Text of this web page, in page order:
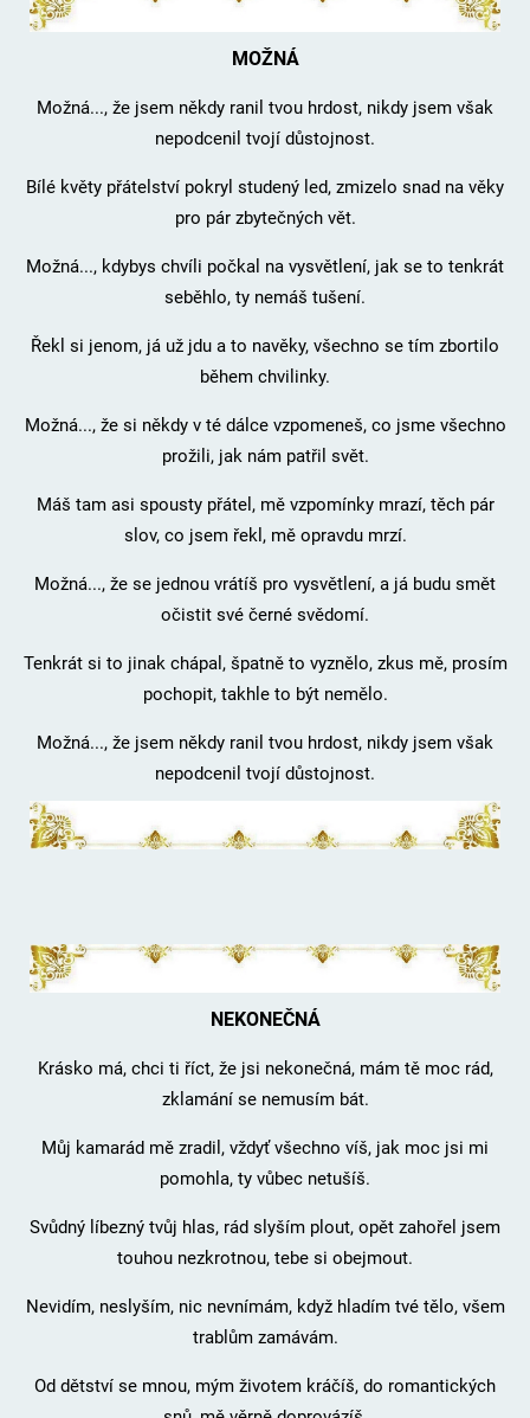
MOŽNÁ
Možná..., že jsem někdy ranil tvou hrdost, nikdy jsem však
nepodcenil tvojí důstojnost.
Bílé květy přátelství pokryl studený led, zmizelo snad na věky
pro pár zbytečných vět.
Možná..., kdybys chvíli počkal na vysvětlení, jak se to tenkrát
seběhlo, ty nemáš tušení.
Řekl si jenom, já už jdu a to navěky, všechno se tím zbortilo
během chvilinky.
Možná..., že si někdy v té dálce vzpomeneš, co jsme všechno
prožili, jak nám patřil svět.
Máš tam asi spousty přátel, mě vzpomínky mrazí, těch pár
slov, co jsem řekl, mě opravdu mrzí.
Možná..., že se jednou vrátíš pro vysvětlení, a já budu smět
očistit své černé svědomí.
Tenkrát si to jinak chápal, špatně to vyznělo, zkus mě, prosím
pochopit, takhle to být nemělo.
Možná..., že jsem někdy ranil tvou hrdost, nikdy jsem však
nepodcenil tvojí důstojnost.
NEKONEČNÁ
Krásko má, chci ti říct, že jsi nekonečná, mám tě moc rád,
zklamání se nemusím bát.
Můj kamarád mě zradil, vždyť všechno víš, jak moc jsi mi
pomohla, ty vůbec netušíš.
Svůdný líbezný tvůj hlas, rád slyším plout, opět zahořel jsem
touhou nezkrotnou, tebe si obejmout.
Nevidím, neslyším, nic nevnímám, když hladím tvé tělo, všem
trablům zamávám.
Od dětství se mnou, mým životem kráčíš, do romantických